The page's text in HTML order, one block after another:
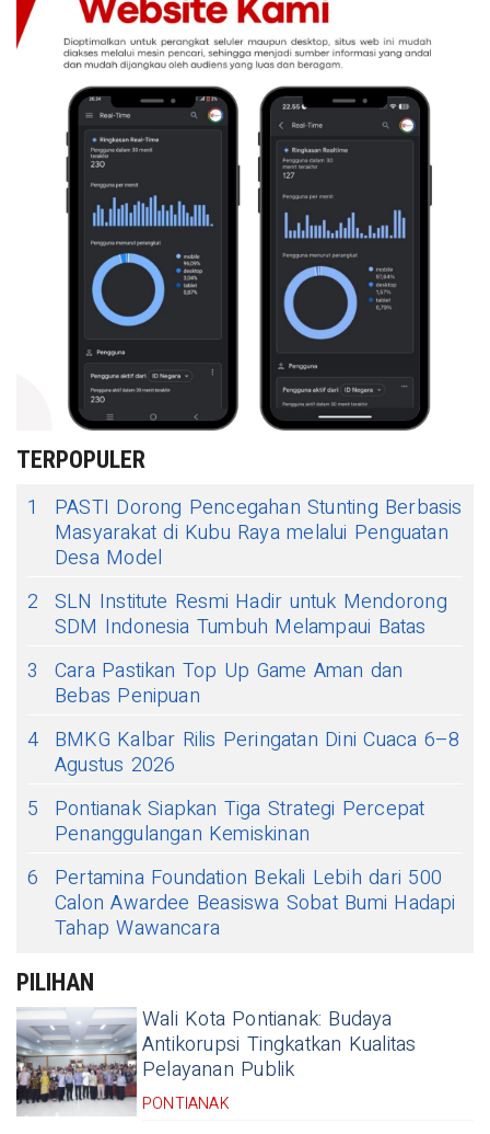
TERPOPULER
1
PASTI Dorong Pencegahan Stunting Berbasis
Masyarakat di Kubu Raya melalui Penguatan
Desa Model
2 SLN Institute Resmi Hadir untuk Mendorong
SDM Indonesia Tumbuh Melampaui Batas
3
Cara Pastikan Top Up Game Aman dan
Bebas Penipuan
4 BMKG Kalbar Rilis Peringatan Dini Cuaca 6–8
Agustus 2026
5
Pontianak Siapkan Tiga Strategi Percepat
Penanggulangan Kemiskinan
6
Pertamina Foundation Bekali Lebih dari 500
Calon Awardee Beasiswa Sobat Bumi Hadapi
Tahap Wawancara
PILIHAN
Wali Kota Pontianak: Budaya
Antikorupsi Tingkatkan Kualitas
Pelayanan Publik
PONTIANAK